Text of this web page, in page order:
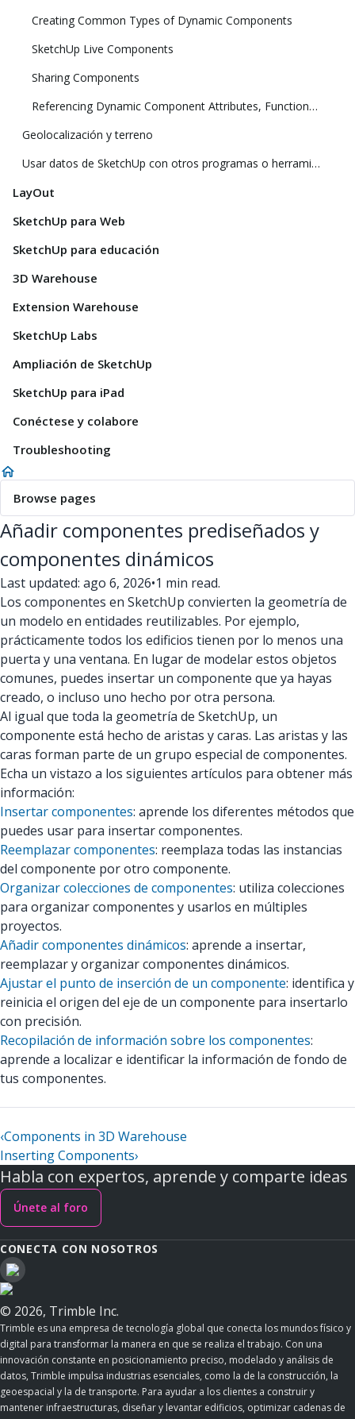
Creating Common Types of Dynamic Components
SketchUp Live Components
Sharing Components
Referencing Dynamic Component Attributes, Functions, HTML Tags, and Operators
Geolocalización y terreno
Usar datos de SketchUp con otros programas o herramientas de modelado
LayOut
SketchUp para Web
SketchUp para educación
3D Warehouse
Extension Warehouse
SketchUp Labs
Ampliación de SketchUp
SketchUp para iPad
Conéctese y colabore
Troubleshooting
Browse pages
Añadir componentes prediseñados y
componentes dinámicos
Last updated: ago 6, 2026•1 min read.
Los componentes en SketchUp convierten la geometría de
un modelo en entidades reutilizables. Por ejemplo,
prácticamente todos los edificios tienen por lo menos una
puerta y una ventana. En lugar de modelar estos objetos
comunes, puedes insertar un componente que ya hayas
creado, o incluso uno hecho por otra persona.
Al igual que toda la geometría de SketchUp, un
componente está hecho de aristas y caras. Las aristas y las
caras forman parte de un grupo especial de componentes.
Echa un vistazo a los siguientes artículos para obtener más
información:
Insertar componentes: aprende los diferentes métodos que
puedes usar para insertar componentes.
Reemplazar componentes: reemplaza todas las instancias
del componente por otro componente.
Organizar colecciones de componentes: utiliza colecciones
para organizar componentes y usarlos en múltiples
proyectos.
Añadir componentes dinámicos: aprende a insertar,
reemplazar y organizar componentes dinámicos.
Ajustar el punto de inserción de un componente: identifica y
reinicia el origen del eje de un componente para insertarlo
con precisión.
Recopilación de información sobre los componentes:
aprende a localizar e identificar la información de fondo de
tus componentes.
‹Components in 3D Warehouse
Inserting Components›
Habla con expertos, aprende y comparte ideas
Únete al foro
CONECTA CON NOSOTROS
© 2026, Trimble Inc.
Trimble es una empresa de tecnología global que conecta los mundos físico y
digital para transformar la manera en que se realiza el trabajo. Con una
innovación constante en posicionamiento preciso, modelado y análisis de
datos, Trimble impulsa industrias esenciales, como la de la construcción, la
geoespacial y la de transporte. Para ayudar a los clientes a construir y
mantener infraestructuras, diseñar y levantar edificios, optimizar cadenas de